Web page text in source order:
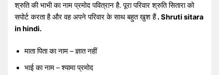
श्रुति की भाभी का नाम प्रमोद पवित्रान है. पूरा परिवार श्रुति सितारा को
सपोर्ट करता है और वह अपने परिवार के साथ बहुत खुश हैं. Shruti sitara
in hindi.
माता पिता का नाम – ज्ञात नहीं
भाई का नाम – श्यामा प्रमोद